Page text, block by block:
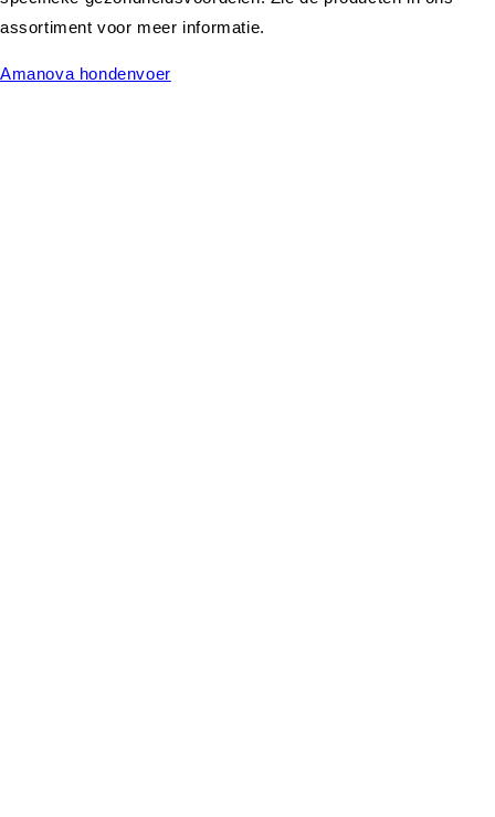
assortiment voor meer informatie.
Amanova hondenvoer